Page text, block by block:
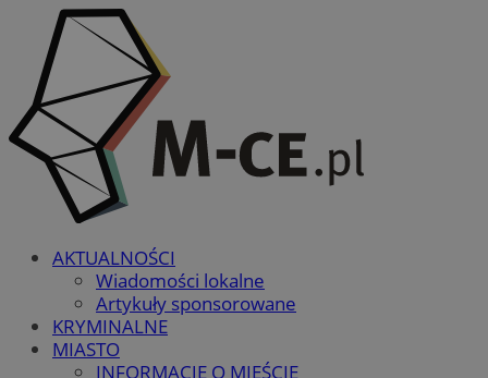
AKTUALNOŚCI
Wiadomości lokalne
Artykuły sponsorowane
KRYMINALNE
MIASTO
INFORMACJE O MIEŚCIE